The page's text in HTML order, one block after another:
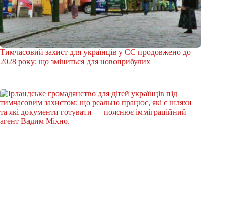
Тимчасовий захист для українців у ЄС продовжено до
2028 року: що зміниться для новоприбулих